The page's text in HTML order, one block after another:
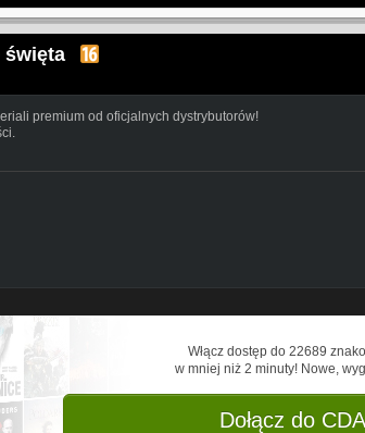
święta
premium od oficjalnych dystrybutorów!
Włącz dostęp do 22689
w mniej niż 2 minuty! Nowe,
Dołącz do